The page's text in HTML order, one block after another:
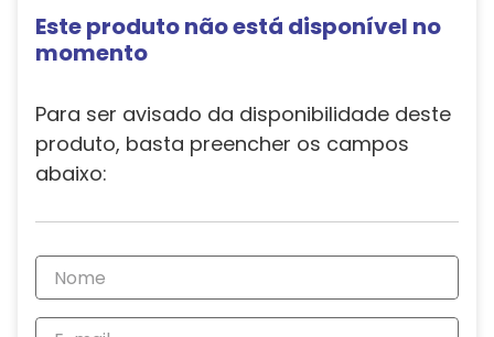
Este produto não está disponível no
momento
Para ser avisado da disponibilidade deste
produto, basta preencher os campos
abaixo: